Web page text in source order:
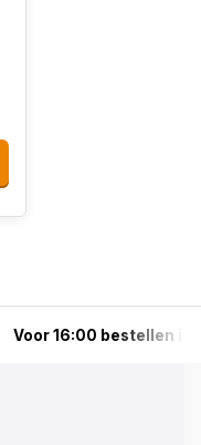
Voor 16:00 bestellen is